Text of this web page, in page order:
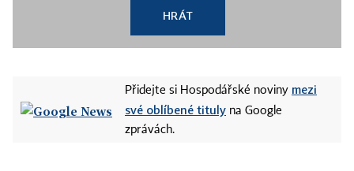
HRÁT
Přidejte si Hospodářské noviny mezi
své oblíbené tituly na Google
zprávách.